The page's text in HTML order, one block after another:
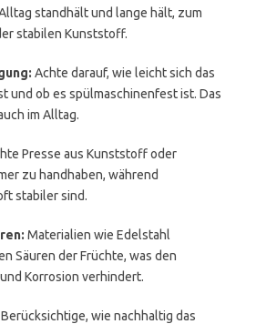
standhält und lange hält, zum
stabilen Kunststoff.
Achte darauf, wie leicht sich das
und ob es spülmaschinenfest ist. Das
im Alltag.
Presse aus Kunststoff oder
zu handhaben, während
stabiler sind.
Materialien wie Edelstahl
Säuren der Früchte, was den
Korrosion verhindert.
Berücksichtige, wie nachhaltig das